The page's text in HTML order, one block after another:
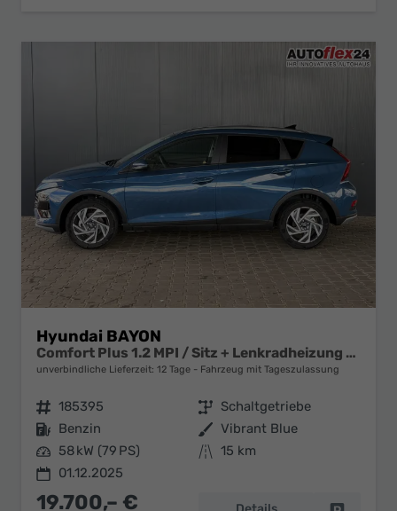
Hyundai BAYON
Comfort Plus 1.2 MPI / Sitz + Lenkradheizung PDC V&H Kamera LED Tempomat Keyless Alu 16"
unverbindliche Lieferzeit: 12 Tage Fahrzeug mit Tageszulassung
Fahrzeugnr. 185395 Getriebe Schaltgetriebe
Kraftstoff Benzin Außenfarbe Vibrant Blue
Leistung 58 kW (79 PS) Kilometerstand 15 km
01.12.2025
19.700,– €